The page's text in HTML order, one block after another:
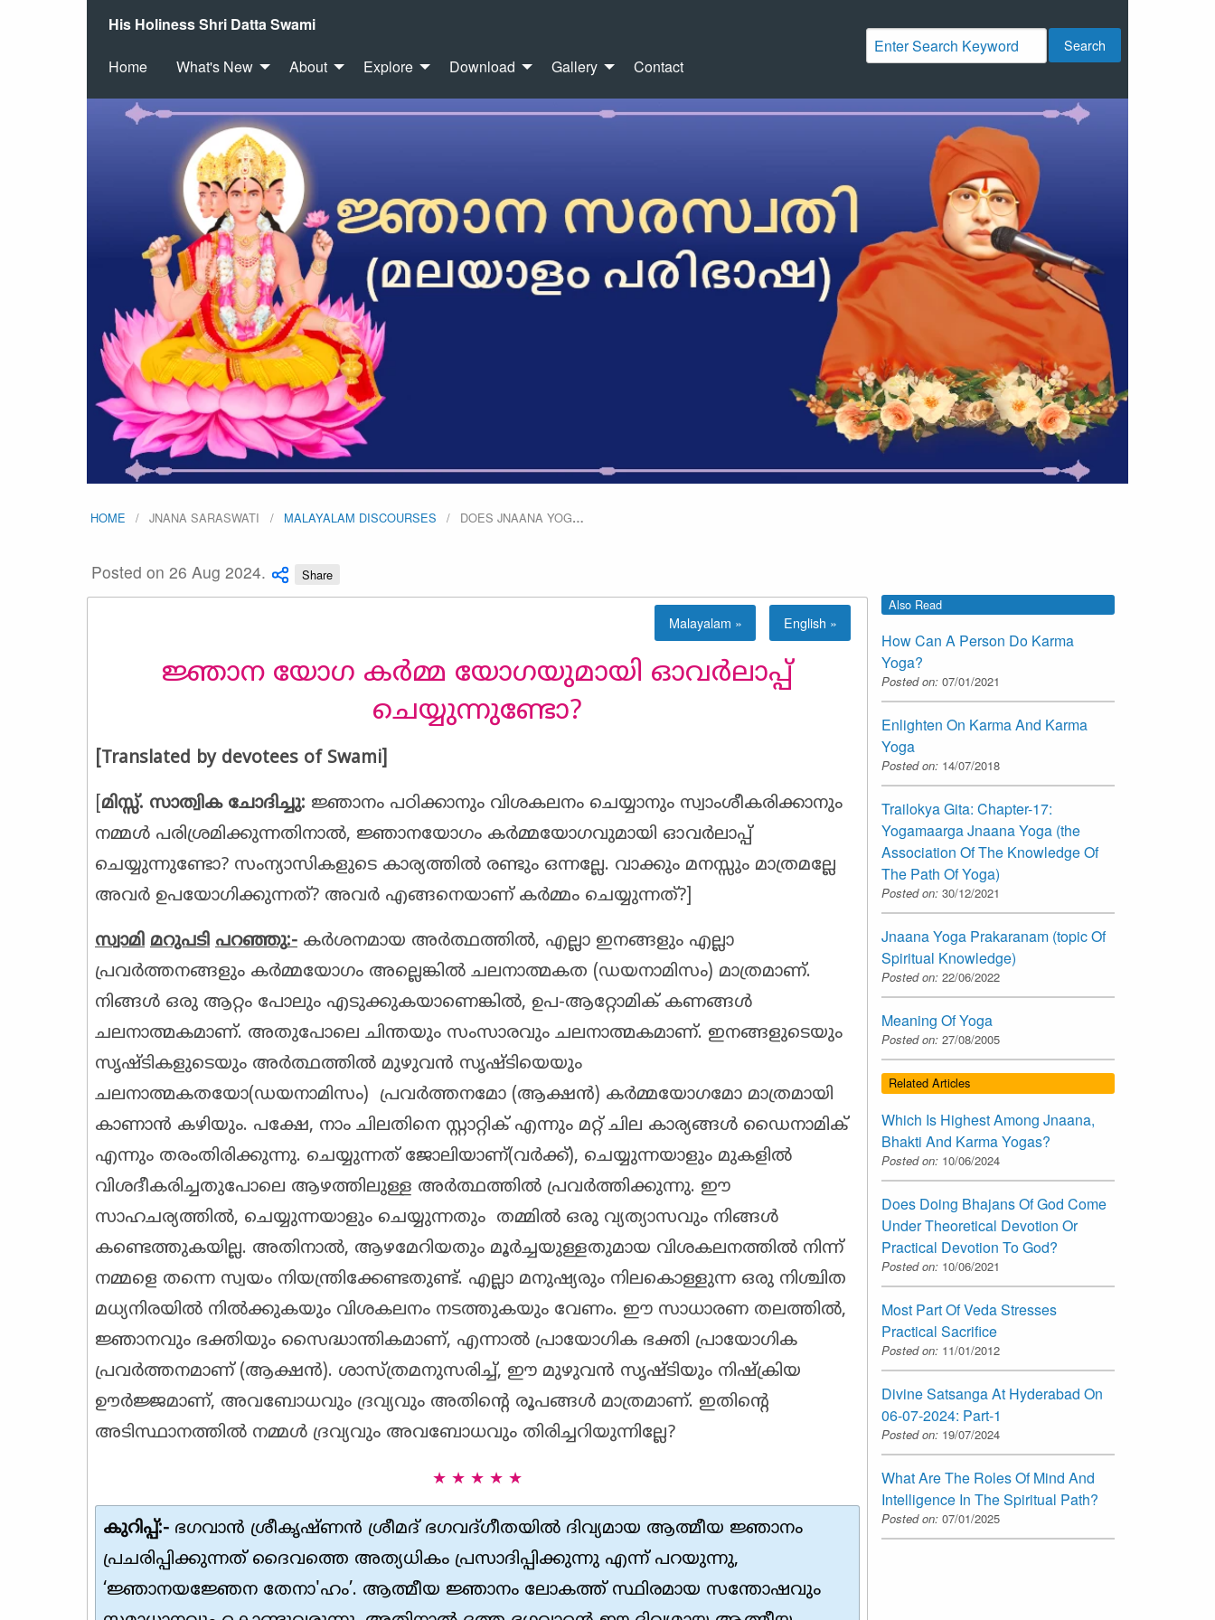
His Holiness Shri Datta Swami
Home What's New About Explore Download Gallery Contact
Search
HOME JNANA SARASWATI MALAYALAM DISCOURSES DOES JNAANA YOG…
Posted on 26 Aug 2024. Share
Malayalam » English »
ജ്ഞാന യോഗ കർമ്മ യോഗയുമായി ഓവർലാപ്പ്
ചെയ്യുന്നുണ്ടോ?
[Translated by devotees of Swami]
മിസ്സ്‌. സാത്വിക ചോദിച്ചു: ⁠⁠⁠ജ്ഞാനം പഠിക്കാനും വിശകലനം ചെയ്യാനും സ്വാംശീകരിക്കാനും
നമ്മൾ പരിശ്രമിക്കുന്നതിനാൽ, ജ്ഞാനയോഗം കർമ്മയോഗവുമായി ഓവർലാപ്പ്
ചെയ്യുന്നുണ്ടോ? സംന്യാസികളുടെ കാര്യത്തിൽ രണ്ടും ഒന്നല്ലേ. വാക്കും മനസ്സും മാത്രമല്ലേ
അവർ ഉപയോഗിക്കുന്നത്? അവർ എങ്ങനെയാണ് കർമ്മം ചെയ്യുന്നത്?]
സ്വാമി മറുപടി പറഞ്ഞു:- കർശനമായ അർത്ഥത്തിൽ, എല്ലാ ഇനങ്ങളും എല്ലാ
പ്രവർത്തനങ്ങളും കർമ്മയോഗം അല്ലെങ്കിൽ ചലനാത്മകത (ഡയനാമിസം) മാത്രമാണ്.
നിങ്ങൾ ഒരു ആറ്റം പോലും എടുക്കുകയാണെങ്കിൽ, ഉപ-ആറ്റോമിക് കണങ്ങൾ
ചലനാത്മകമാണ്. അതുപോലെ ചിന്തയും സംസാരവും ചലനാത്മകമാണ്. ഇനങ്ങളുടെയും
സൃഷ്ടികളുടെയും അർത്ഥത്തിൽ മുഴുവൻ സൃഷ്ടിയെയും
ചലനാത്മകതയോ(ഡയനാമിസം) പ്രവർത്തനമോ (ആക്ഷൻ) കർമ്മയോഗമോ മാത്രമായി
കാണാൻ കഴിയും. പക്ഷേ, നാം ചിലതിനെ സ്റ്റാറ്റിക് എന്നും മറ്റ് ചില കാര്യങ്ങൾ ഡൈനാമിക്
എന്നും തരംതിരിക്കുന്നു. ചെയ്യുന്നത് ജോലിയാണ്(വർക്ക്), ചെയ്യുന്നയാളും മുകളിൽ
വിശദീകരിച്ചതുപോലെ ആഴത്തിലുള്ള അർത്ഥത്തിൽ പ്രവർത്തിക്കുന്നു. ഈ
സാഹചര്യത്തിൽ, ചെയ്യുന്നയാളും ചെയ്യുന്നതും തമ്മിൽ ഒരു വ്യത്യാസവും നിങ്ങൾ
കണ്ടെത്തുകയില്ല. അതിനാൽ, ആഴമേറിയതും മൂർച്ചയുള്ളതുമായ വിശകലനത്തിൽ നിന്ന്
നമ്മളെ തന്നെ സ്വയം നിയന്ത്രിക്കേണ്ടതുണ്ട്. എല്ലാ മനുഷ്യരും നിലകൊള്ളുന്ന ഒരു നിശ്ചിത
മധ്യനിരയിൽ നിൽക്കുകയും വിശകലനം നടത്തുകയും വേണം. ഈ സാധാരണ തലത്തിൽ,
ജ്ഞാനവും ഭക്തിയും സൈദ്ധാന്തികമാണ്, എന്നാൽ പ്രായോഗിക ഭക്തി പ്രായോഗിക
പ്രവർത്തനമാണ് (ആക്ഷൻ). ശാസ്ത്രമനുസരിച്ച്, ഈ മുഴുവൻ സൃഷ്ടിയും നിഷ്ക്രിയ
ഊർജ്ജമാണ്, അവബോധവും ദ്രവ്യവും അതിൻ്റെ രൂപങ്ങൾ മാത്രമാണ്. ഇതിൻ്റെ
അടിസ്ഥാനത്തിൽ നമ്മൾ ദ്രവ്യവും അവബോധവും തിരിച്ചറിയുന്നില്ലേ?
★ ★ ★ ★ ★
കുറിപ്പ്:- ഭഗവാൻ ശ്രീകൃഷ്ണൻ ശ്രീമദ് ഭഗവദ്ഗീതയിൽ ദിവ്യമായ ആത്മീയ ജ്ഞാനം
പ്രചരിപ്പിക്കുന്നത് ദൈവത്തെ അത്യധികം പ്രസാദിപ്പിക്കുന്നു എന്ന് പറയുന്നു,
‘ജ്ഞാനയജ്ഞേന തേനാ'ഹം’. ആത്മീയ ജ്ഞാനം ലോകത്ത് സ്ഥിരമായ സന്തോഷവും
Also Read
How Can A Person Do Karma
Yoga?
Posted on: 07/01/2021
Enlighten On Karma And Karma
Yoga
Posted on: 14/07/2018
Trailokya Gita: Chapter-17:
Yogamaarga Jnaana Yoga (the
Association Of The Knowledge Of
The Path Of Yoga)
Posted on: 30/12/2021
Jnaana Yoga Prakaranam (topic Of
Spiritual Knowledge)
Posted on: 22/06/2022
Meaning Of Yoga
Posted on: 27/08/2005
Related Articles
Which Is Highest Among Jnaana,
Bhakti And Karma Yogas?
Posted on: 10/06/2024
Does Doing Bhajans Of God Come
Under Theoretical Devotion Or
Practical Devotion To God?
Posted on: 10/06/2021
Most Part Of Veda Stresses
Practical Sacrifice
Posted on: 11/01/2012
Divine Satsanga At Hyderabad On
06-07-2024: Part-1
Posted on: 19/07/2024
What Are The Roles Of Mind And
Intelligence In The Spiritual Path?
Posted on: 07/01/2025